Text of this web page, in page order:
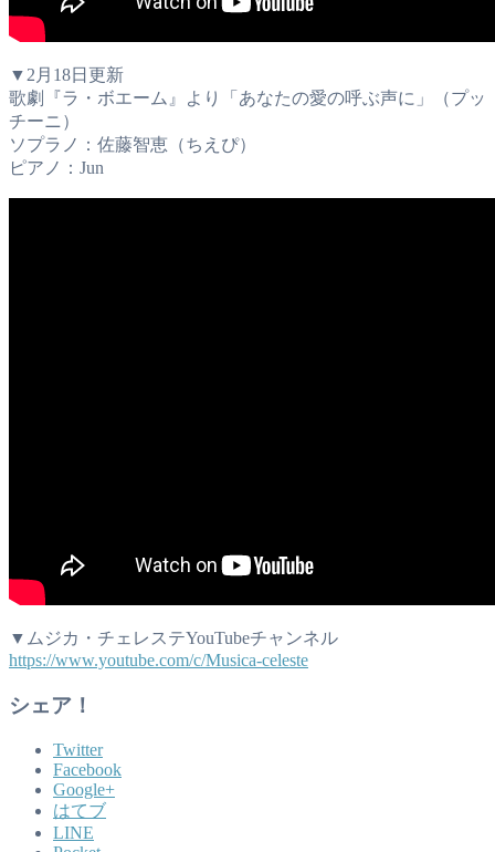
▼2月18日更新
歌劇『ラ・ボエーム』より「あなたの愛の呼ぶ声に」（プッ
チーニ）
ソプラノ：佐藤智恵（ちえぴ）
ピアノ：Jun
▼ムジカ・チェレステYouTubeチャンネル
https://www.youtube.com/c/Musica-celeste
シェア！
Twitter
Facebook
Google+
はてブ
LINE